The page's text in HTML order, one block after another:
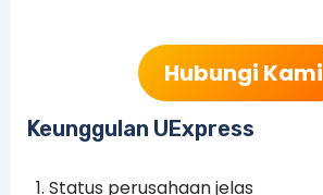
Hubungi Kami
Keunggulan UExpress
Status perusahaan jelas